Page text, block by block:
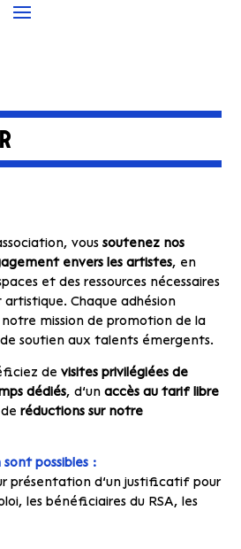
voussoutenez nos
envers les artistes, en
et des ressources nécessaires
Chaque adhésion
mission de promotion de la
soutien aux talents émergents.
devisites privilégiées de
dédiés, d’unaccès au tarif libre
réductions sur notre
sont possibles :
présentation d’un justificatif pour
les bénéficiaires du RSA, les